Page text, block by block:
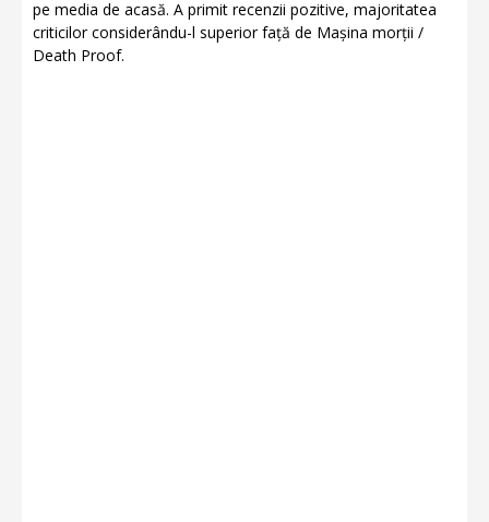
pe media de acasă. A primit recenzii pozitive, majoritatea
criticilor considerându-l superior față de Mașina morții /
Death Proof.